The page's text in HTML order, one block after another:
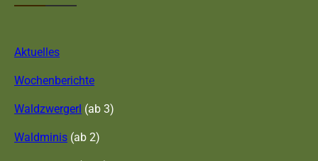
Aktuelles
Wochenberichte
Waldzwergerl (ab 3)
Waldminis (ab 2)